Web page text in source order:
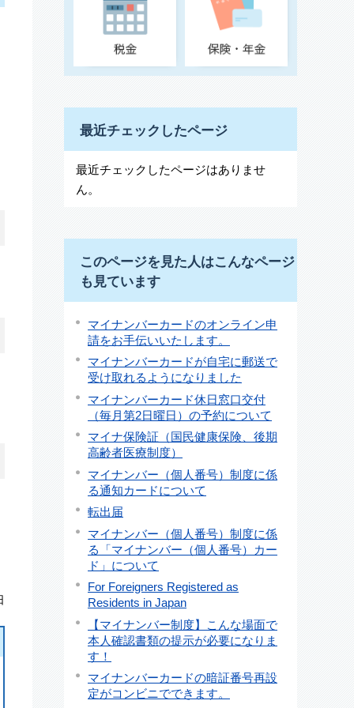
最近チェックしたページ
最近チェックしたページはありませ
ん。
このページを見た人はこんなページ
も見ています
マイナンバーカードのオンライン申
請をお手伝いいたします。
マイナンバーカードが自宅に郵送で
受け取れるようになりました
マイナンバーカード休日窓口交付
（毎月第2日曜日）の予約について
マイナ保険証（国民健康保険、後期
高齢者医療制度）
マイナンバー（個人番号）制度に係
る通知カードについて
転出届
マイナンバー（個人番号）制度に係
る「マイナンバー（個人番号）カー
ド」について
For Foreigners Registered as
Residents in Japan
【マイナンバー制度】こんな場面で
本人確認書類の提示が必要になりま
す！
マイナンバーカードの暗証番号再設
定がコンビニでできます。